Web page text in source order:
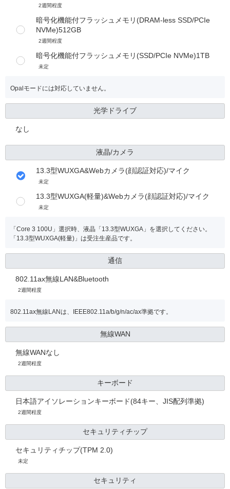
2週間程度
暗号化機能付フラッシュメモリ(DRAM-less SSD/PCIe
NVMe)512GB
2週間程度
暗号化機能付フラッシュメモリ(SSD/PCIe NVMe)1TB
未定
Opalモードには対応していません。
光学ドライブ
なし
液晶/カメラ
13.3型WUXGA&Webカメラ(顔認証対応)/マイク
未定
13.3型WUXGA(軽量)&Webカメラ(顔認証対応)/マイク
未定
「Core 3 100U」選択時、液晶「13.3型WUXGA」を選択してください。
「13.3型WUXGA(軽量)」は受注生産品です。
通信
802.11ax無線LAN&Bluetooth
2週間程度
802.11ax無線LANは、IEEE802.11a/b/g/n/ac/ax準拠です。
無線WAN
無線WANなし
2週間程度
キーボード
日本語アイソレーションキーボード(84キー、JIS配列準拠)
2週間程度
セキュリティチップ
セキュリティチップ(TPM 2.0)
未定
セキュリティ